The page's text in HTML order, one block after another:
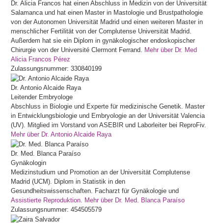
Dr. Alicia Francos hat einen Abschluss in Medizin von der Universität
Salamanca und hat einen Master in Mastologie und Brustpathologie
von der Autonomen Universität Madrid und einen weiteren Master in
menschlicher Fertilität von der Complutense Universität Madrid.
Außerdem hat sie ein Diplom in gynäkologischer endoskopischer
Chirurgie von der Université Clermont Ferrand. Mehr über Dr. Med
Alicia Francos Pérez
Zulassungsnummer: 330840199
Dr. Antonio Alcaide Raya
Leitender Embryologe
Abschluss in Biologie und Experte für medizinische Genetik. Master
in Entwicklungsbiologie und Embryologie an der Universität Valencia
(UV). Mitglied im Vorstand von ASEBIR und Laborleiter bei ReproFiv.
Mehr über Dr. Antonio Alcaide Raya
Dr. Med. Blanca Paraíso
Gynäkologin
Medizinstudium und Promotion an der Universität Complutense
Madrid (UCM). Diplom in Statistik in den
Gesundheitswissenschaften. Facharzt für Gynäkologie und
Assistierte Reproduktion
Mehr über Dr. Med. Blanca Paraíso
Zulassungsnummer: 454505579